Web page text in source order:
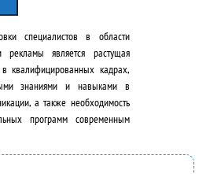
специалистов в области
рекламы является растущая
квалифицированных кадрах,
знаниями и навыками в
а также необходимость
программ современным